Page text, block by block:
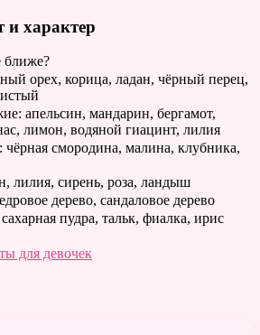
характер
ближе?
орех, корица, ладан, чёрный перец,
апельсин, мандарин, бергамот,
лимон, водяной гиацинт, лилия
смородина, малина, клубника,
лилия, сирень, роза, ландыш
дерево, сандаловое дерево
пудра, тальк, фиалка, ирис
для девочек